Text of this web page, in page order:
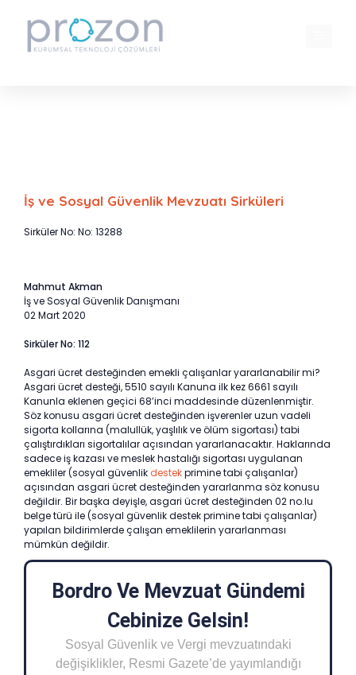
İş ve Sosyal Güvenlik Mevzuatı Sirküleri
Sirküler No: No: 13288
Mahmut Akman
İş ve Sosyal Güvenlik Danışmanı
02 Mart 2020
Sirküler No: 112
Asgari ücret desteğinden emekli çalışanlar yararlanabilir mi?
Asgari ücret desteği, 5510 sayılı Kanuna ilk kez 6661 sayılı
Kanunla eklenen geçici 68’inci maddesinde düzenlenmiştir.
Söz konusu asgari ücret desteğinden işverenler uzun vadeli
sigorta kollarına (malullük, yaşlılık ve ölüm sigortası) tabi
çalıştırdıkları sigortalılar açısından yararlanacaktır. Haklarında
sadece iş kazası ve meslek hastalığı sigortası uygulanan
emekliler (sosyal güvenlik destekprimine tabi çalışanlar)
açısından asgari ücret desteğinden yararlanma söz konusu
değildir. Bir başka deyişle, asgari ücret desteğinden 02 no.lu
belge türü ile (sosyal güvenlik destek primine tabi çalışanlar)
yapılan bildirimlerde çalışan emeklilerin yararlanması
mümkün değildir.
Bordro Ve Mevzuat Gündemi
Cebinize Gelsin!
Sosyal Güvenlik ve Vergi mevzuatındaki
değişiklikler, Resmi Gazete’de yayımlandığı